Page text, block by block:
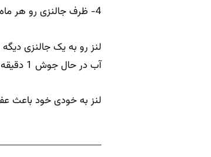
4- ظرف جالنزی رو هر ماه ضدعفونی کن به چه صورت :
لنز رو به یک جالنزی
آب در حال جوش 1 دقیقه براز و بعد روی یک پارچه تمیز بزار تا خشک بشه. و یا کلا میتونی هر ماه یک جالنزی جدید تهیه کنی.
لنز به خودی خود باعث